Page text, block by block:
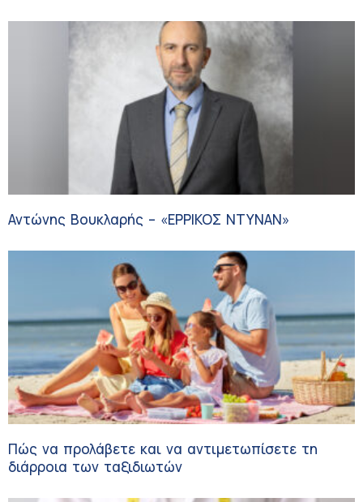
Αντώνης Βουκλαρής – «ΕΡΡΙΚΟΣ ΝΤΥΝΑΝ»
Πώς να προλάβετε και να αντιμετωπίσετε τη
διάρροια των ταξιδιωτών